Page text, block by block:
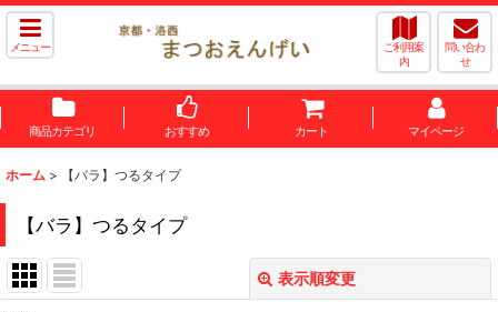
メニュー
ご利用案
内
問い合わ
せ
商品カテゴリ おすすめ カート マイページ
ホーム > 【バラ】つるタイプ
【バラ】つるタイプ
表示順変更